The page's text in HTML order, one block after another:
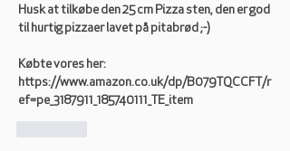
Husk at tilkøbe den 25 cm Pizza sten, den er god
til hurtig pizzaer lavet på pitabrød ;-)
Købte vores her:
https://www.amazon.co.uk/dp/B079TQCCFT/r
ef=pe_3187911_185740111_TE_item